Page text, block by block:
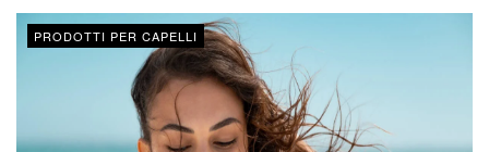
PRODOTTI PER CAPELLI